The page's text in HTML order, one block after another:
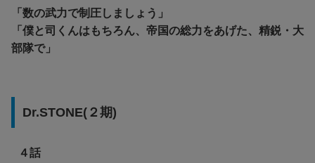
「数の武力で制圧しましょう」
「僕と司くんはもちろん、帝国の総力をあげた、精鋭・大
部隊で」
Dr.STONE(２期)
４話